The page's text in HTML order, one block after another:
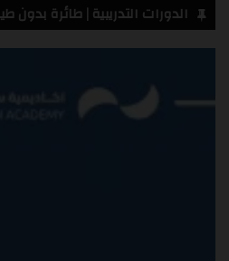
الدورات التدريبية | طائرة بدون